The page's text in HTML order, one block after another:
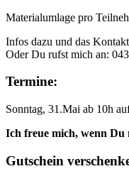
Materialumlage pro
Infos dazu und das
Oder Du rufst mich an:
Termine:
Sonntag, 31.Mai ab 10h
Ich freue mich, wenn Du
Gutschein